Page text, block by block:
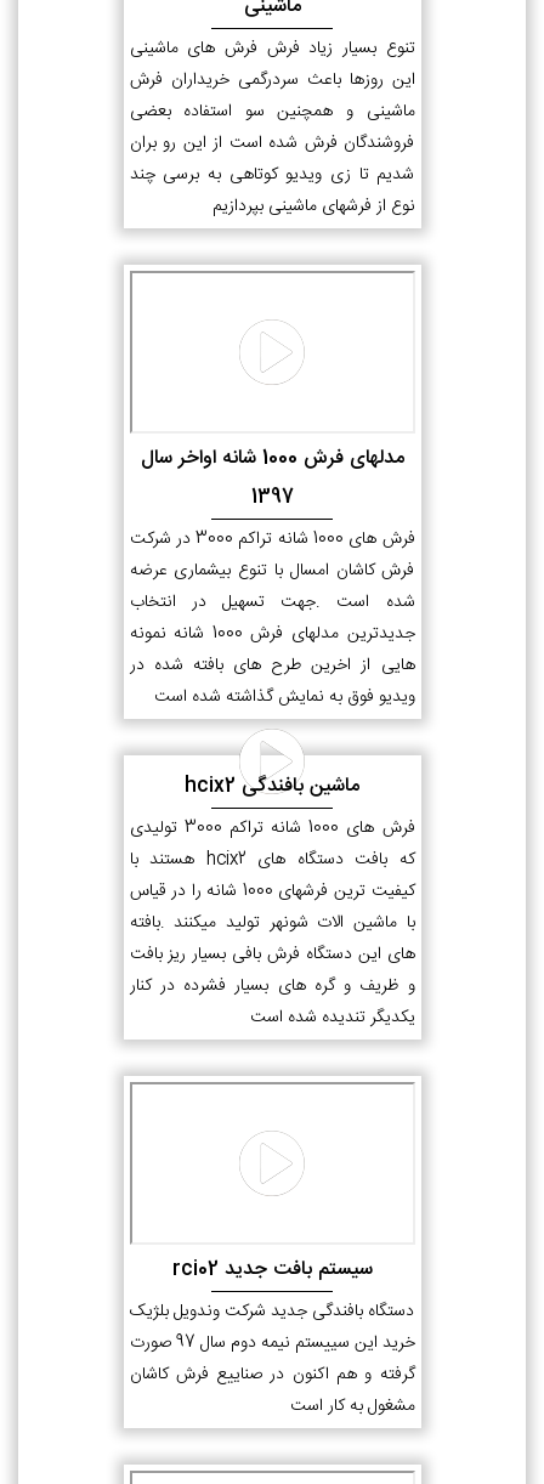
ماشینی
تنوع بسیار زیاد فرش فرش های ماشینی
این روزها باعث سردرگمی خریداران فرش
ماشینی و همچنین سو استفاده بعضی
فروشندگان فرش شده است از این رو بران
شدیم تا زی ویدیو کوتاهی به برسی چند
نوع از فرشهای ماشینی بپردازیم
مدلهای فرش 1000 شانه اواخر سال
1397
فرش های 1000 شانه تراکم 3000 در شرکت
فرش کاشان امسال با تنوع بیشماری عرضه
شده است .جهت تسهیل در انتخاب
جدیدترین مدلهای فرش 1000 شانه نمونه
هایی از اخرین طرح های بافته شده در
ویدیو فوق به نمایش گذاشته شده است
ماشین بافندگی hcix2
فرش های 1000 شانه تراکم 3000 تولیدی
که بافت دستگاه های hcix2 هستند با
کیفیت ترین فرشهای 1000 شانه را در قیاس
با ماشین الات شونهر تولید میکنند .بافته
های این دستگاه فرش بافی بسیار ریز بافت
و ظریف و گره های بسیار فشرده در کنار
یکدیگر تندیده شده است
سیستم بافت جدید rci02
دستگاه بافندگی جدید شرکت وندویل بلژیک
خرید این سییستم نیمه دوم سال 97 صورت
گرفته و هم اکنون در صناییع فرش کاشان
مشغول به کار است